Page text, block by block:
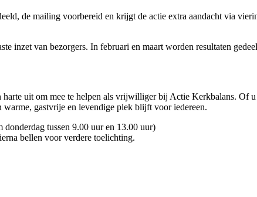
de mailing voorbereid en krijgt de actie extra aandacht via
inzet van bezorgers. In februari en maart worden resultaten
uit om mee te helpen als vrijwilliger bij Actie Kerkbalans. Of
gastvrije en levendige plek blijft voor iedereen.
donderdag tussen 9.00 uur en 13.00 uur)
bellen voor verdere toelichting.